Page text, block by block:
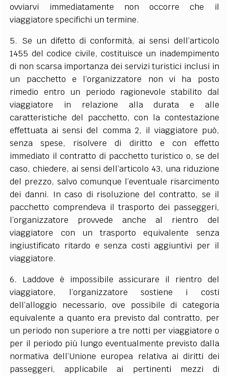
ovviarvi immediatamente non occorre che il
viaggiatore specifichi un termine.
5. Se un difetto di conformità, ai sensi dell’articolo
1455 del codice civile, costituisce un inadempimento
di non scarsa importanza dei servizi turistici inclusi in
un pacchetto e l’organizzatore non vi ha posto
rimedio entro un periodo ragionevole stabilito dal
viaggiatore in relazione alla durata e alle
caratteristiche del pacchetto, con la contestazione
effettuata ai sensi del comma 2, il viaggiatore può,
senza spese, risolvere di diritto e con effetto
immediato il contratto di pacchetto turistico o, se del
caso, chiedere, ai sensi dell’articolo 43, una riduzione
del prezzo, salvo comunque l’eventuale risarcimento
dei danni. In caso di risoluzione del contratto, se il
pacchetto comprendeva il trasporto dei passeggeri,
l’organizzatore provvede anche al rientro del
viaggiatore con un trasporto equivalente senza
ingiustificato ritardo e senza costi aggiuntivi per il
viaggiatore.
6. Laddove è impossibile assicurare il rientro del
viaggiatore, l’organizzatore sostiene i costi
dell’alloggio necessario, ove possibile di categoria
equivalente a quanto era previsto dal contratto, per
un periodo non superiore a tre notti per viaggiatore o
per il periodo più lungo eventualmente previsto dalla
normativa dell’Unione europea relativa ai diritti dei
passeggeri, applicabile ai pertinenti mezzi di